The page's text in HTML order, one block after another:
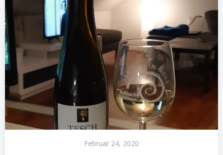
Februar 24, 2020